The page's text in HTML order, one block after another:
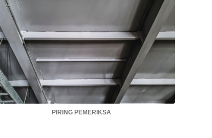
PIRING PEMERIKSA